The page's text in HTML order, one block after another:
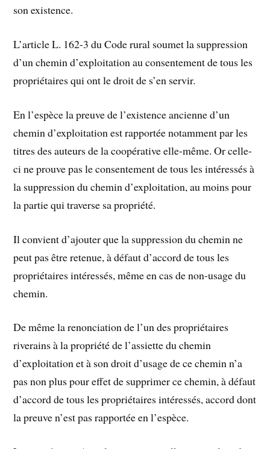
son existence.
L’article L. 162-3 du Code rural soumet la suppression
d’un chemin d’exploitation au consentement de tous les
propriétaires qui ont le droit de s’en servir.
En l’espèce la preuve de l’existence ancienne d’un
chemin d’exploitation est rapportée notamment par les
titres des auteurs de la coopérative elle-même. Or celle-
ci ne prouve pas le consentement de tous les intéressés à
la suppression du chemin d’exploitation, au moins pour
la partie qui traverse sa propriété.
Il convient d’ajouter que la suppression du chemin ne
peut pas être retenue, à défaut d’accord de tous les
propriétaires intéressés, même en cas de non-usage du
chemin.
De même la renonciation de l’un des propriétaires
riverains à la propriété de l’assiette du chemin
d’exploitation et à son droit d’usage de ce chemin n’a
pas non plus pour effet de supprimer ce chemin, à défaut
d’accord de tous les propriétaires intéressés, accord dont
la preuve n’est pas rapportée en l’espèce.